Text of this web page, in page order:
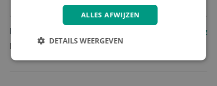
Reviews Schrijf eerste review
Nog geen reviews
ALLES AFWIJZEN
DETAILS WEERGEVEN